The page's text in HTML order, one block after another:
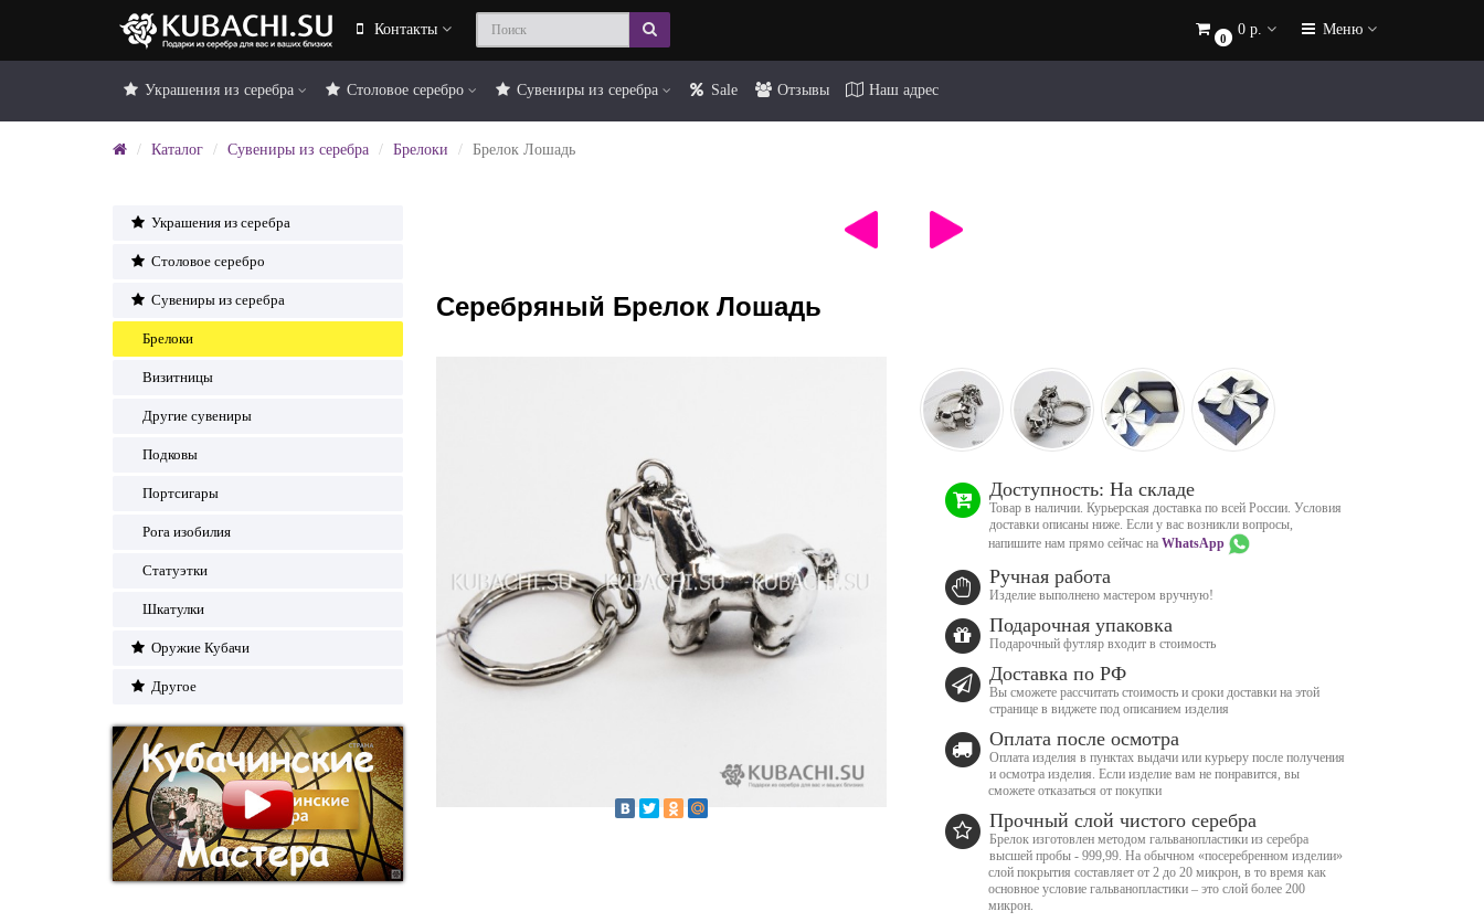
Контакты
0
0 р. Меню
Украшения из серебра Столовое серебро Сувениры из серебра Sale Отзывы Наш адрес
Каталог Сувениры из серебра Брелоки Брелок Лошадь
Украшения из серебра
Столовое серебро
Сувениры из серебра
Брелоки
Визитницы
Другие сувениры
Подковы
Портсигары
Рога изобилия
Статуэтки
Шкатулки
Оружие Кубачи
Другое
Серебряный Брелок Лошадь
Доступность: На складе
Товар в наличии. Курьерская доставка по всей России. Условия
доставки описаны ниже. Если у вас возникли вопросы,
напишите нам прямо сейчас наWhatsApp
Ручная работа
Изделие выполнено мастером вручную!
Подарочная упаковка
Подарочный футляр входит в стоимость
Доставка по РФ
Вы сможете рассчитать стоимость и сроки доставки на этой
странице в виджете под описанием изделия
Оплата после осмотра
Оплата изделия в пунктах выдачи или курьеру после получения
и осмотра изделия. Если изделие вам не понравится, вы
сможете отказаться от покупки
Прочный слой чистого серебра
Брелок изготовлен методом гальванопластики из серебра
высшей пробы - 999,99. На обычном «посеребренном изделии»
слой покрытия составляет от 2 до 20 микрон, в то время как
основное условие гальванопластики – это слой более 200
микрон.